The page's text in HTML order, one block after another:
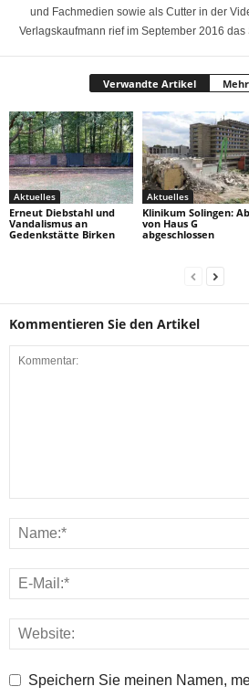
und Fachmedien sowie als Cutter in der
Verlagskaufmann rief im September 2016
Verwandte Artikel
Aktuelles
Erneut Diebstahl und
Vandalismus an
Gedenkstätte Birken
Aktuelles
Klinikum Solingen:
von Haus G
abgeschlossen
Kommentieren Sie den Artikel
Speichern Sie meinen Namen,